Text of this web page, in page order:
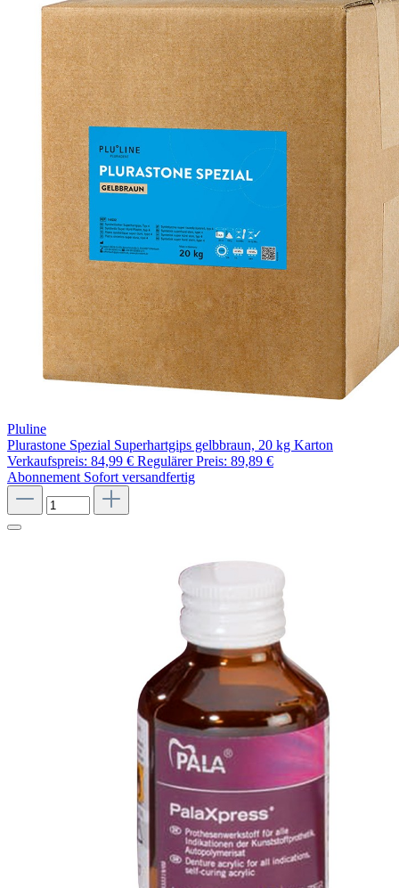
Pluline
Plurastone Spezial Superhartgips gelbbraun, 20 kg Karton
Verkaufspreis: 84,99 € Regulärer Preis: 89,89 €
Abonnement Sofort versandfertig